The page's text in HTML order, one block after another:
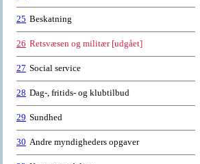
25 Beskatning
26 Retsvæsen og militær [udgået]
27 Social service
28 Dag-, fritids- og klubtilbud
29 Sundhed
30 Andre myndigheders opgaver